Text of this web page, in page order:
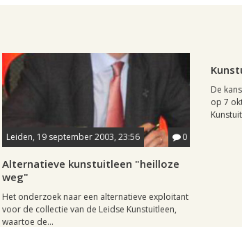
Leiden, 19 september 2003, 23:56 0
Alternatieve kunstuitleen "heilloze
weg"
Het onderzoek naar een alternatieve exploitant
voor de collectie van de Leidse Kunstuitleen,
waartoe de...
De
op 7